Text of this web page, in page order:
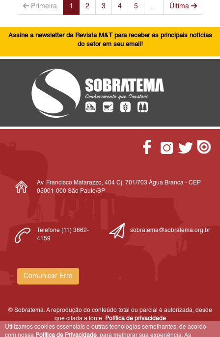
Primeira 1 2 3 4 5 Última
Assine a newsletter da Revista M&T para receber as principais notícias
do setor em seu email!
Av. Francisco Matarazzo, 404 Cj. 701/703 Água Branca - CEP
05001-000 São Paulo/SP
Telefone (11) 3662-
4159
sobratema@sobratema.org.br
Comunicar Erro
© Sobratema. A reprodução do conteúdo total ou parcial é autorizada, desde
que citada a fonte. Política de privacidade
Utilizamos cookies essenciais e outras tecnologias semelhantes, de acordo
com nossa Política de Privacidade, para melhorar sua experiência. As